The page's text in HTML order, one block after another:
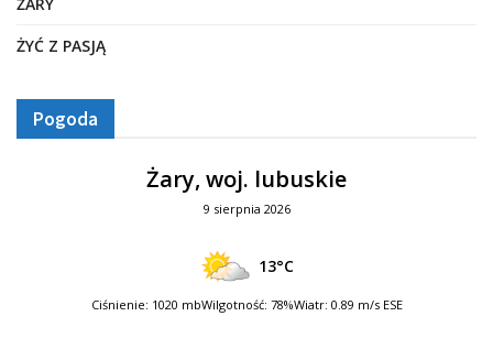
ŻYĆ Z PASJĄ
Pogoda
Żary, woj. lubuskie
9 sierpnia 2026
13°C
Ciśnienie: 1020 mbWilgotność: 78%Wiatr: 0.89 m/s ESE